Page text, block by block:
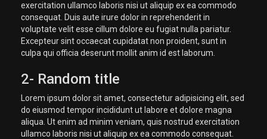
exercitation ullamco laboris nisi ut aliquip ex ea commodo
consequat. Duis aute irure dolor in reprehenderit in
voluptate velit esse cillum dolore eu fugiat nulla pariatur.
Excepteur sint occaecat cupidatat non proident, sunt in
culpa qui officia deserunt mollit anim id est laborum.
2- Random title
Lorem ipsum dolor sit amet, consectetur adipisicing elit, sed
do eiusmod tempor incididunt ut labore et dolore magna
aliqua. Ut enim ad minim veniam, quis nostrud exercitation
ullamco laboris nisi ut aliquip ex ea commodo consequat.